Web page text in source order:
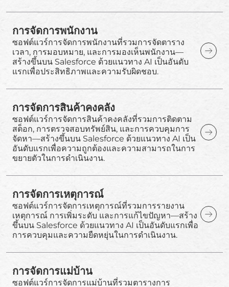
การจัดการพนักงาน
ซอฟต์แวร์การจัดการพนักงานที่รวมการจัดตาราง
เวลา, การมอบหมาย, และการมองเห็นพนักงาน—
สร้างขึ้นบน Salesforce ด้วยแนวทาง AI เป็นอันดับ
แรกเพื่อประสิทธิภาพและความรับผิดชอบ.
การจัดการสินค้าคงคลัง
ซอฟต์แวร์การจัดการสินค้าคงคลังที่รวมการติดตาม
สต็อก, การตรวจสอบทรัพย์สิน, และการควบคุมการ
จัดหา—สร้างขึ้นบน Salesforce ด้วยแนวทาง AI เป็น
อันดับแรกเพื่อความถูกต้องและความสามารถในการ
ขยายตัวในการดำเนินงาน.
การจัดการเหตุการณ์
ซอฟต์แวร์การจัดการเหตุการณ์ที่รวมการรายงาน
เหตุการณ์ การเพิ่มระดับ และการแก้ไขปัญหา—สร้าง
ขึ้นบน Salesforce ด้วยแนวทาง AI เป็นอันดับแรกเพื่อ
การควบคุมและความยืดหยุ่นในการดำเนินงาน.
การจัดการแม่บ้าน
ซอฟต์แวร์การจัดการแม่บ้านที่รวมตารางการ